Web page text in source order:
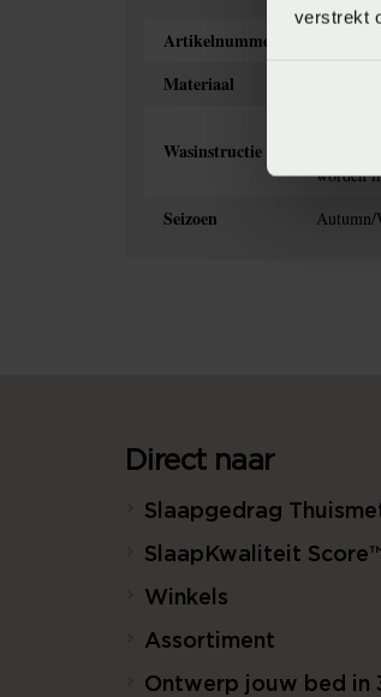
verstrekt
Artikelnummer
Materiaal
Wasinstructie
Het is
worden
Seizoen Autumn/
Direct naar
Slaapgedrag
SlaapKwaliteit
Winkels
Assortiment
Ontwerp jouw bed in